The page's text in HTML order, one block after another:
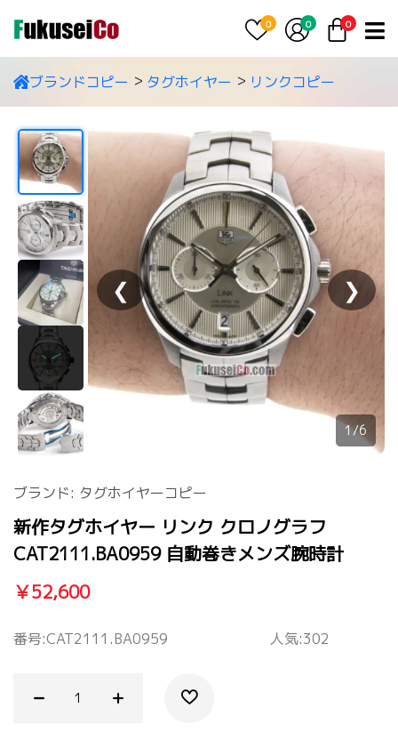
0 0 0
ブランドコピー タグホイヤー リンクコピー
❮ ❯
1/6
ブランド: タグホイヤーコピー
新作タグホイヤー リンク クロノグラフ
CAT2111.BA0959 自動巻きメンズ腕時計
￥52,600
番号:CAT2111.BA0959 人気:302